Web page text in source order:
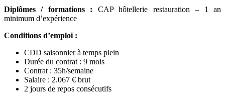
Diplômes / formations : CAP hôtellerie restauration – 1 an
minimum d’expérience
Conditions d’emploi :
CDD saisonnier à temps plein
Durée du contrat : 9 mois
Contrat : 35h/semaine
Salaire : 2.067 € brut
2 jours de repos consécutifs